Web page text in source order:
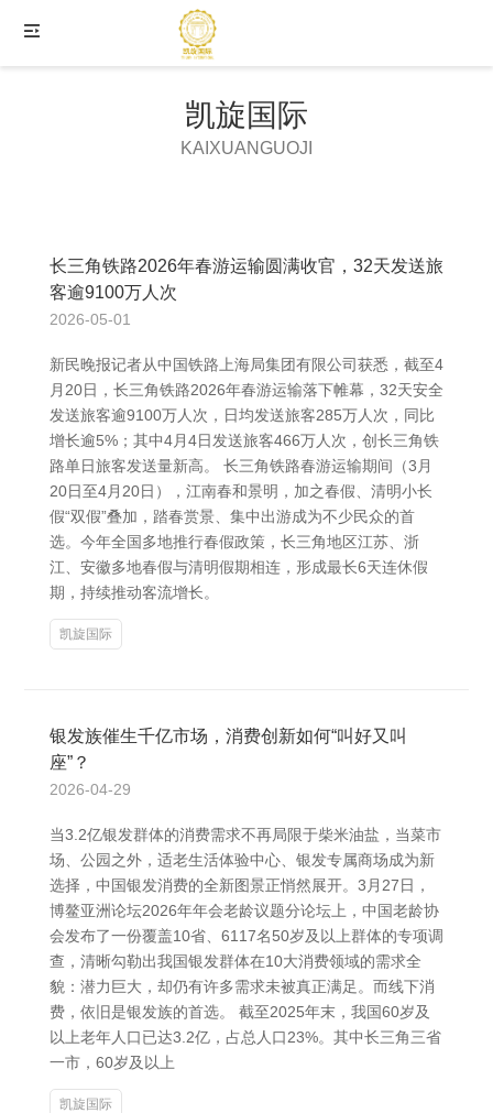
凯旋国际
KAIXUANGUOJI
长三角铁路2026年春游运输圆满收官，32天发送旅
客逾9100万人次
2026-05-01
新民晚报记者从中国铁路上海局集团有限公司获悉，截至4
月20日，长三角铁路2026年春游运输落下帷幕，32天安全
发送旅客逾9100万人次，日均发送旅客285万人次，同比
增长逾5%；其中4月4日发送旅客466万人次，创长三角铁
路单日旅客发送量新高。 长三角铁路春游运输期间（3月
20日至4月20日），江南春和景明，加之春假、清明小长
假“双假”叠加，踏春赏景、集中出游成为不少民众的首
选。今年全国多地推行春假政策，长三角地区江苏、浙
江、安徽多地春假与清明假期相连，形成最长6天连休假
期，持续推动客流增长。
凯旋国际
银发族催生千亿市场，消费创新如何“叫好又叫
座”？
2026-04-29
当3.2亿银发群体的消费需求不再局限于柴米油盐，当菜市
场、公园之外，适老生活体验中心、银发专属商场成为新
选择，中国银发消费的全新图景正悄然展开。3月27日，
博鳌亚洲论坛2026年年会老龄议题分论坛上，中国老龄协
会发布了一份覆盖10省、6117名50岁及以上群体的专项调
查，清晰勾勒出我国银发群体在10大消费领域的需求全
貌：潜力巨大，却仍有许多需求未被真正满足。而线下消
费，依旧是银发族的首选。 截至2025年末，我国60岁及
以上老年人口已达3.2亿，占总人口23%。其中长三角三省
一市，60岁及以上
凯旋国际